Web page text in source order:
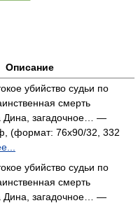
Описание
убийство судьи по
смерть
Дина, загадочное… —
(формат: 76x90/32, 332
убийство судьи по
смерть
Дина, загадочное… —